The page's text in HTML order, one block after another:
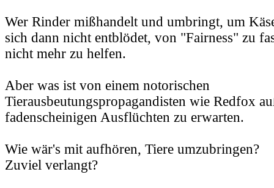
Wer Rinder mißhandelt und umbringt, um
sich dann nicht entblödet, von "Fairness" zu
nicht mehr zu helfen.
Aber was ist von einem notorischen
Tierausbeutungspropagandisten wie Redfox
fadenscheinigen Ausflüchten zu erwarten.
Wie wär's mit aufhören, Tiere umzubringen?
Zuviel verlangt?